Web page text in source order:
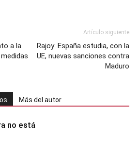
a la
Artículo siguiente
Rajoy: España estudia, con la
UE, nuevas sanciones contra
Maduro
Más del autor
no está